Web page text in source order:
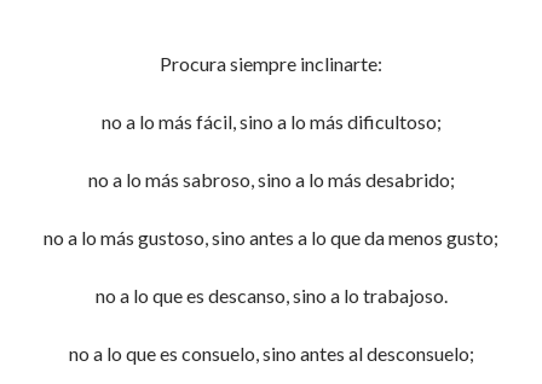
Procura siempre inclinarte:
no a lo más fácil, sino a lo más dificultoso;
no a lo más sabroso, sino a lo más desabrido;
no a lo más gustoso, sino antes a lo que da menos gusto;
no a lo que es descanso, sino a lo trabajoso.
no a lo que es consuelo, sino antes al desconsuelo;